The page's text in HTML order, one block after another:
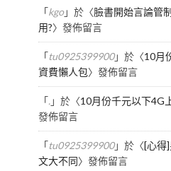
「kgo」於〈臉書開始言論管
用?〉發佈留言
「tu0925399900」於〈10月
資費懶人包〉發佈留言
「.」於〈10月份千元以下4G
發佈留言
「tu0925399900」於〈[心得
文大不同〉發佈留言